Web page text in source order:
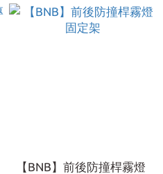
【BNB】前後防撞桿霧燈